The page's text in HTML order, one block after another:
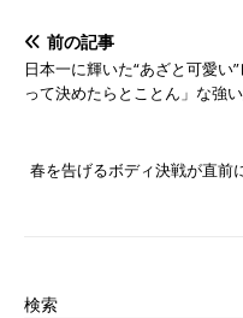
前の記事
日本一に輝いた“あざと可愛
って決めたらとことん」な強
春を告げるボディ決戦が直
検索